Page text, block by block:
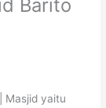
Barito
Masjid yaitu